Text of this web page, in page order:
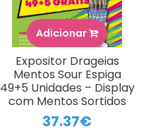
Adicionar
Expositor Drageias
Mentos Sour Espiga
49+5 Unidades – Display
com Mentos Sortidos
37.37€